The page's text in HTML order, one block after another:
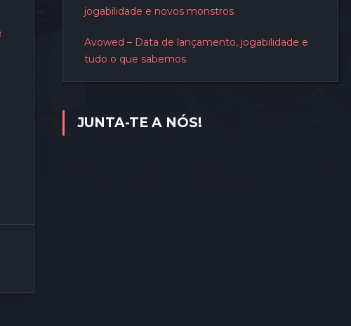
jogabilidade e novos monstros
Avowed – Data de lançamento, jogabilidade e
tudo o que sabemos
JUNTA-TE A NÓS!